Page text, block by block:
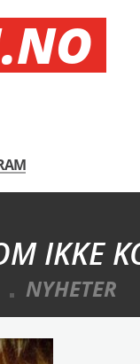
IKKE
NYHETER